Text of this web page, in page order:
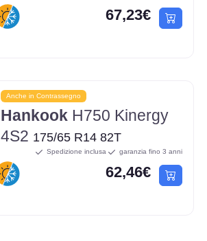
67,23€
Anche in Contrassegno
Hankook H750 Kinergy
4S2 175/65 R14 82T
Spedizione inclusa garanzia fino 3 anni
62,46€